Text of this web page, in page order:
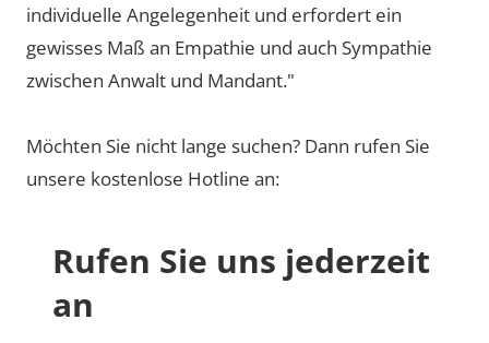
individuelle Angelegenheit und erfordert ein
gewisses Maß an Empathie und auch Sympathie
zwischen Anwalt und Mandant."
Möchten Sie nicht lange suchen? Dann rufen Sie
unsere kostenlose Hotline an:
Rufen Sie uns jederzeit
an